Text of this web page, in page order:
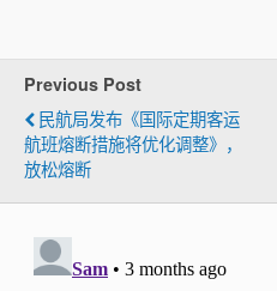
Previous Post
民航局发布《国际定期客运
航班熔断措施将优化调整》，
放松熔断